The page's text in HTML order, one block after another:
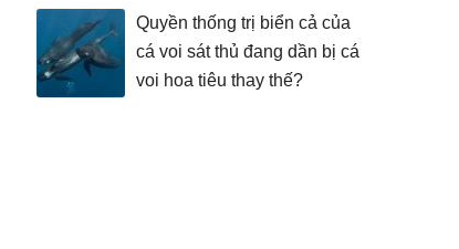
Quyền thống trị biển cả của
cá voi sát thủ đang dần bị cá
voi hoa tiêu thay thế?